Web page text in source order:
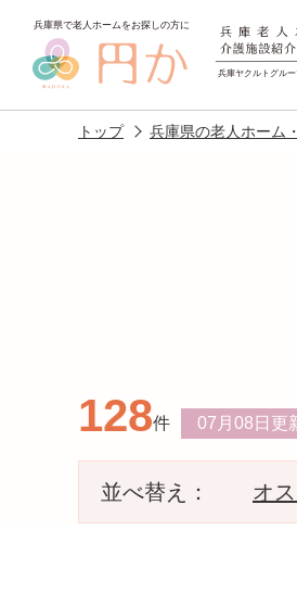
施設選びのポイント
アクセス
トップ 兵庫県の老人ホーム
128件 07月08日 更
並べ替え： オ